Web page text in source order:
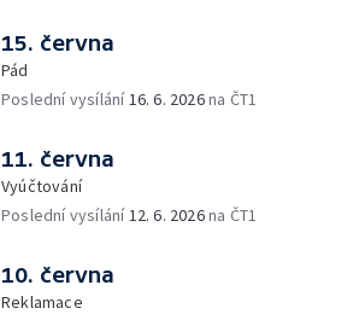
15. června
Pád
Poslední vysílání 16. 6. 2026na ČT1
11. června
Vyúčtování
Poslední vysílání 12. 6. 2026na ČT1
10. června
Reklamace